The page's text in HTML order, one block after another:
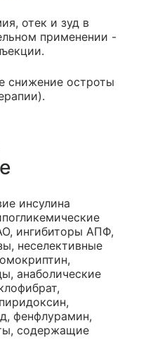
отек и зуд в
применении -
снижение остроты
инсулина
ингибиторы АПФ,
неселективные
анаболические
фенфлурамин,
содержащие